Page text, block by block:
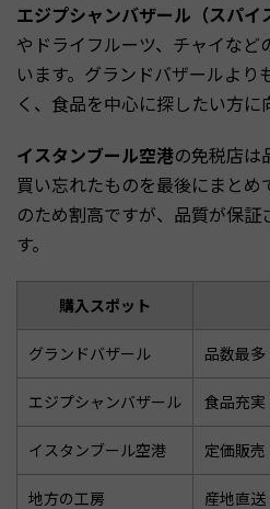
エジプシャンバザール（スパイ
やドライフルーツ、チャイなど
います。グランドバザールより
く、食品を中心に探したい方に
イスタンブール空港の免税店は
買い忘れたものを最後にまと
のため割高ですが、品質が保
す。
購入スポット
グランドバザール 品数最
エジプシャンバザール 食品充実
イスタンブール空港 定価販
地方の工房 産地直